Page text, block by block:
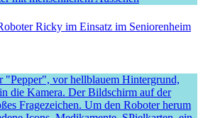
Ricky im Einsatz im Seniorenheim